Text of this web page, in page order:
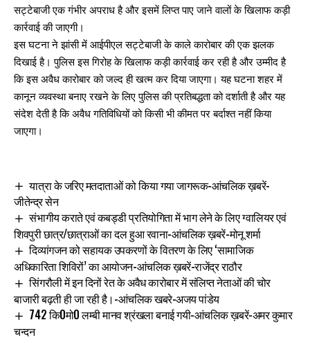
सट्टेबाजी एक गंभीर अपराध है और इसमें लिप्त पाए जाने वालों के खिलाफ कड़ी
कार्रवाई की जाएगी।
इस घटना ने झांसी में आईपीएल सट्टेबाजी के काले कारोबार की एक झलक
दिखाई है। पुलिस इस गिरोह के खिलाफ कड़ी कार्रवाई कर रही है और उम्मीद है
कि इस अवैध कारोबार को जल्द ही खत्म कर दिया जाएगा। यह घटना शहर में
कानून व्यवस्था बनाए रखने के लिए पुलिस की प्रतिबद्धता को दर्शाती है और यह
संदेश देती है कि अवैध गतिविधियों को किसी भी कीमत पर बर्दाश्त नहीं किया
जाएगा।
यात्रा के जरिए मतदाताओं को किया गया जागरूक-आंचलिक ख़बरें-
जीतेन्द्र सेन
संभागीय कराते एवं कबड्डी प्रतियोगिता में भाग लेने के लिए ग्वालियर एवं
शिवपुरी छात्र/छात्राओं का दल हुआ रवाना-आंचलिक ख़बरें-मोनू शर्मा
दिव्यांगजन को सहायक उपकरणों के वितरण के लिए ‘सामाजिक
अधिकारिता शिविरों’ का आयोजन-आंचलिक ख़बरें-राजेंद्र राठौर
सिंगरौली में इन दिनों रेत के अवैध कारोबार में संलिप्त नेताओं की चोर
बाजारी बढ़ती ही जा रही है।-आंचलिक खबरे-अजय पांडेय
742 कि0मो0 लम्बी मानव श्रंखला बनाई गयी-आंचलिक ख़बरें-अमर कुमार
चन्दन